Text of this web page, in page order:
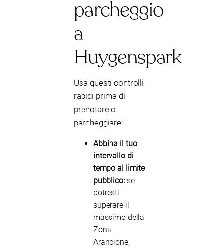
parcheggio
a
Huygenspark
Usa questi controlli
rapidi prima di
prenotare o
parcheggiare:
Abbina il tuo
intervallo di
tempo al limite
pubblico: se
potresti
superare il
massimo della
Zona
Arancione,